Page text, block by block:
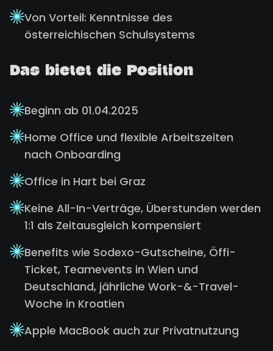
Von Vorteil: Kenntnisse des
österreichischen Schulsystems
Das bietet die Position
Beginn ab 01.04.2025
Home Office und flexible Arbeitszeiten
nach Onboarding
Office in Hart bei Graz
Keine All-In-Verträge, Überstunden werden
1:1 als Zeitausgleich kompensiert
Benefits wie Sodexo-Gutscheine, Öffi-
Ticket, Teamevents in Wien und
Deutschland, jährliche Work-&-Travel-
Woche in Kroatien
Apple MacBook auch zur Privatnutzung